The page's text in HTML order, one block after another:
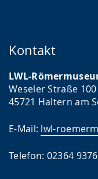
Kontakt
LWL-
Weseler Straße 100
45721 Haltern am
E-Mail: lwl-
Telefon: 02364